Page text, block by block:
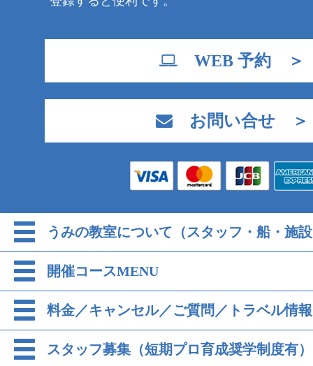
WEB 予約 ＞
お問い合せ ＞
うみの教室について（スタッフ・船・施
開催コースMENU
料金／キャンセル／ご質問／トラベル情報
スタッフ募集（短期プロ育成奨学制度有）